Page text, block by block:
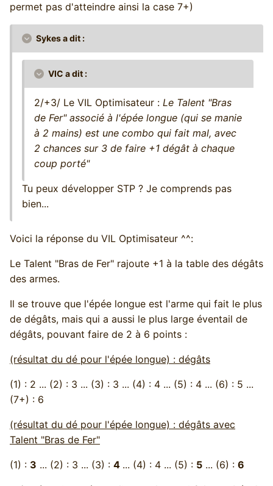
permet pas d'atteindre ainsi la case 7+)
Sykes a dit :
VIC a dit :
2/+3/ Le VIL Optimisateur : Le Talent "Bras
de Fer" associé à l'épée longue (qui se manie
à 2 mains) est une combo qui fait mal, avec
2 chances sur 3 de faire +1 dégât à chaque
coup porté"
Tu peux développer STP ? Je comprends pas
bien...
Voici la réponse du VIL Optimisateur ^^:
Le Talent "Bras de Fer" rajoute +1 à la table des dégâts
des armes.
Il se trouve que l'épée longue est l'arme qui fait le plus
de dégâts, mais qui a aussi le plus large éventail de
dégâts, pouvant faire de 2 à 6 points :
(résultat du dé pour l'épée longue) : dégâts
(1) : 2 ... (2) : 3 ... (3) : 3 ... (4) : 4 ... (5) : 4 ... (6) : 5 ...
(7+) : 6
(résultat du dé pour l'épée longue) : dégâts avec
Talent "Bras de Fer"
(1) : 3 ... (2) : 3 ... (3) : 4 ... (4) : 4 ... (5) : 5 ... (6) : 6